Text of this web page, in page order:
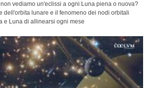
vediamo un'eclissi a ogni Luna piena o nuova?
dell'orbita lunare e il fenomeno dei nodi orbitali
e Luna di allinearsi ogni mese